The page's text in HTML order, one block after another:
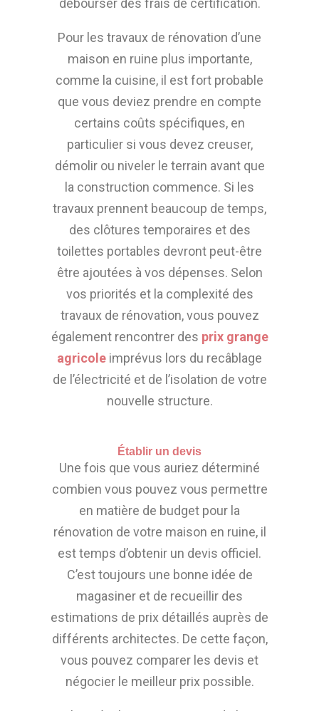
débourser des frais de certification.
Pour les travaux de rénovation d’une
maison en ruine plus importante,
comme la cuisine, il est fort probable
que vous deviez prendre en compte
certains coûts spécifiques, en
particulier si vous devez creuser,
démolir ou niveler le terrain avant que
la construction commence. Si les
travaux prennent beaucoup de temps,
des clôtures temporaires et des
toilettes portables devront peut-être
être ajoutées à vos dépenses. Selon
vos priorités et la complexité des
travaux de rénovation, vous pouvez
également rencontrer des prix grange
agricole imprévus lors du recâblage
de l’électricité et de l’isolation de votre
nouvelle structure.
Établir un devis
Une fois que vous auriez déterminé
combien vous pouvez vous permettre
en matière de budget pour la
rénovation de votre maison en ruine, il
est temps d’obtenir un devis officiel.
C’est toujours une bonne idée de
magasiner et de recueillir des
estimations de prix détaillés auprès de
différents architectes. De cette façon,
vous pouvez comparer les devis et
négocier le meilleur prix possible.